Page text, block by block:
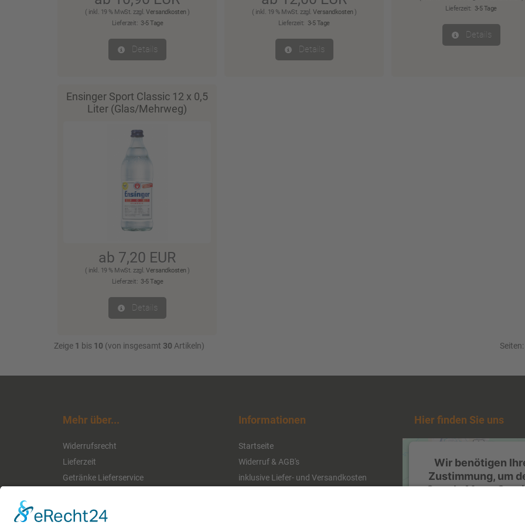
( inkl. 19 % MwSt. zzgl.Versandkosten )
Lieferzeit: 3-5 Tage
Details
( inkl. 19 % MwSt. zzgl.Versandkosten )
Lieferzeit: 3-5 Tage
Details
Lieferzeit: 3-5 Tage
Details
Ensinger Sport Classic 12 x 0,5
Liter (Glas/Mehrweg)
ab 7,20 EUR
( inkl. 19 % MwSt. zzgl.Versandkosten )
Lieferzeit: 3-5 Tage
Details
Zeige 1 bis 10 (von insgesamt 30 Artikeln) Seiten:
Mehr über...
Widerrufsrecht
Lieferzeit
Getränke Lieferservice
Informationen
Startseite
Widerruf & AGB's
inklusive Liefer- und Versandkosten
Hier finden Sie uns
Wir benötigen
Zustimmung, um
Google Maps-